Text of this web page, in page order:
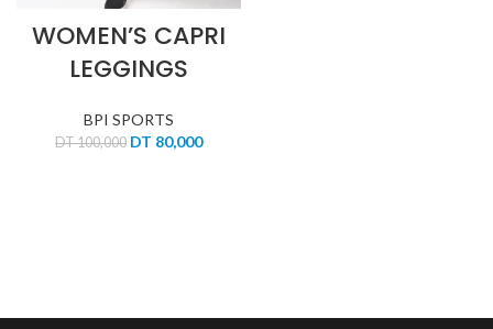
WOMEN’S CAPRI
LEGGINGS
BPI SPORTS
DT100,000 Le
DT 80,000Le